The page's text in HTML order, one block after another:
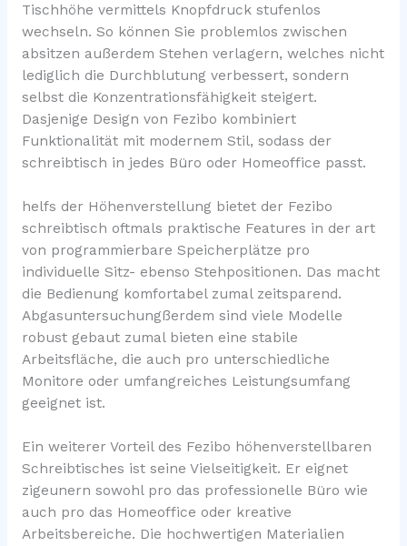
Tischhöhe vermittels Knopfdruck stufenlos
wechseln. So können Sie problemlos zwischen
absitzen außerdem Stehen verlagern, welches nicht
lediglich die Durchblutung verbessert, sondern
selbst die Konzentrationsfähigkeit steigert.
Dasjenige Design von Fezibo kombiniert
Funktionalität mit modernem Stil, sodass der
schreibtisch in jedes Büro oder Homeoffice passt.
helfs der Höhenverstellung bietet der Fezibo
schreibtisch oftmals praktische Features in der art
von programmierbare Speicherplätze pro
individuelle Sitz- ebenso Stehpositionen. Das macht
die Bedienung komfortabel zumal zeitsparend.
Abgasuntersuchungßerdem sind viele Modelle
robust gebaut zumal bieten eine stabile
Arbeitsfläche, die auch pro unterschiedliche
Monitore oder umfangreiches Leistungsumfang
geeignet ist.
Ein weiterer Vorteil des Fezibo höhenverstellbaren
Schreibtisches ist seine Vielseitigkeit. Er eignet
zigeunern sowohl pro das professionelle Büro wie
auch pro das Homeoffice oder kreative
Arbeitsbereiche. Die hochwertigen Materialien